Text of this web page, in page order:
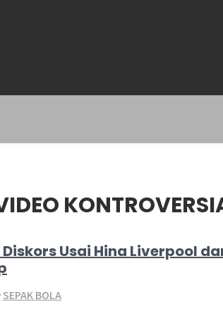
Usai Hina Liverpool
SEPAK BOLA